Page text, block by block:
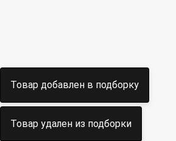
Товар добавлен в подборку
Товар удален из подборки